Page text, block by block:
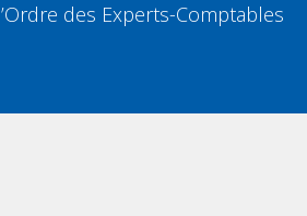
des Experts-Comptables